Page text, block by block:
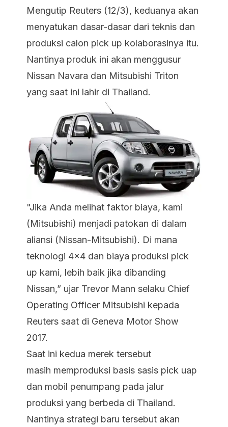
Mengutip Reuters (12/3), keduanya akan
menyatukan dasar-dasar dari teknis dan
produksi calon pick up kolaborasinya itu.
Nantinya produk ini akan menggusur
Nissan Navara dan Mitsubishi Triton
yang saat ini lahir di Thailand.
"Jika Anda melihat faktor biaya, kami
(Mitsubishi) menjadi patokan di dalam
aliansi (Nissan-Mitsubishi). Di mana
teknologi 4x4 dan biaya produksi pick
up kami, lebih baik jika dibanding
Nissan,” ujar Trevor Mann selaku Chief
Operating Officer Mitsubishi kepada
Reuters saat di Geneva Motor Show
2017.
Saat ini kedua merek tersebut
masih memproduksi basis sasis pick uap
dan mobil penumpang pada jalur
produksi yang berbeda di Thailand.
Nantinya strategi baru tersebut akan